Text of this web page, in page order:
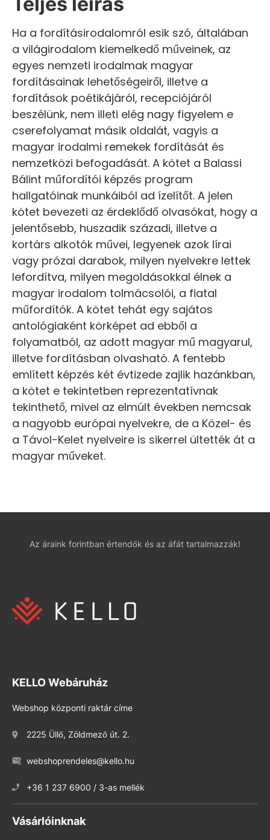
Ha a fordításirodalomról esik szó, általában
a világirodalom kiemelkedő műveinek, az
egyes nemzeti irodalmak magyar
fordításainak lehetőségeiről, illetve a
fordítások poétikájáról, recepciójáról
beszélünk, nem illeti elég nagy figyelem e
cserefolyamat másik oldalát, vagyis a
magyar irodalmi remekek fordítását és
nemzetközi befogadását. A kötet a Balassi
Bálint műfordítói képzés program
hallgatóinak munkáiból ad ízelítőt. A jelen
kötet bevezeti az érdeklődő olvasókat, hogy a
jelentősebb, huszadik századi, illetve a
kortárs alkotók művei, legyenek azok lírai
vagy prózai darabok, milyen nyelvekre lettek
lefordítva, milyen megoldásokkal élnek a
magyar irodalom tolmácsolói, a fiatal
műfordítók. A kötet tehát egy sajátos
antológiaként körképet ad ebből a
folyamatból, az adott magyar mű magyarul,
illetve fordításban olvasható. A fentebb
említett képzés két évtizede zajlik hazánkban,
a kötet e tekintetben reprezentatívnak
tekinthető, mivel az elmúlt években nemcsak
a nagyobb európai nyelvekre, de a Közel- és
a Távol-Kelet nyelveire is sikerrel ültették át a
magyar műveket.
Az áraink forintban értendők és az áfát tartalmazzák!
KELLO Webáruház
Webshop központi raktár címe
2225 Üllő, Zöldmező út. 2.
webshoprendeles@kello.hu
+36 1 237 6900 / 3-as mellék
Vásárlóinknak